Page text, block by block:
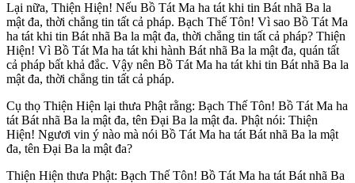
Lại nữa, Thiện Hiện! Nếu Bồ Tát Ma ha tát khi tin Bát nhã Ba la
mật đa, thời chẳng tin tất cả pháp. Bạch Thế Tôn! Vì sao Bồ Tát Ma
ha tát khi tin Bát nhã Ba la mật đa, thời chẳng tin tất cả pháp? Thiện
Hiện! Vì Bồ Tát Ma ha tát khi hành Bát nhã Ba la mật đa, quán tất
cả pháp bất khả đắc. Vậy nên Bồ Tát Ma ha tát khi tin Bát nhã Ba la
mật đa, thời chẳng tin tất cả pháp.
Cụ thọ Thiện Hiện lại thưa Phật rằng: Bạch Thế Tôn! Bồ Tát Ma ha
tát Bát nhã Ba la mật đa, tên Ðại Ba la mật đa. Phật nói: Thiện
Hiện! Ngươi vin ý nào mà nói Bồ Tát Ma ha tát Bát nhã Ba la mật
đa, tên Ðại Ba la mật đa?
Thiện Hiện thưa Phật: Bạch Thế Tôn! Bồ Tát Ma ha tát Bát nhã Ba